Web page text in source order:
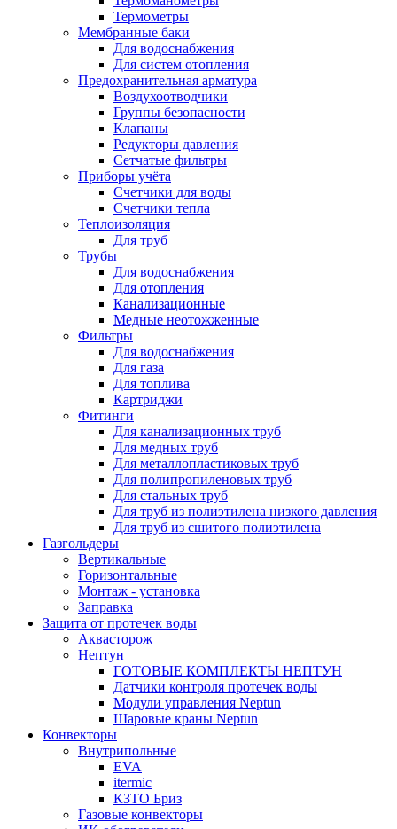
Термометры
Мембранные баки
Для водоснабжения
Для систем отопления
Предохранительная арматура
Воздухоотводчики
Группы безопасности
Клапаны
Редукторы давления
Сетчатые фильтры
Приборы учёта
Счетчики для воды
Счетчики тепла
Теплоизоляция
Для труб
Трубы
Для водоснабжения
Для отопления
Канализационные
Медные неотожженные
Фильтры
Для водоснабжения
Для газа
Для топлива
Картриджи
Фитинги
Для канализационных труб
Для медных труб
Для металлопластиковых труб
Для полипропиленовых труб
Для стальных труб
Для труб из полиэтилена низкого давления
Для труб из сшитого полиэтилена
Газгольдеры
Вертикальные
Горизонтальные
Монтаж - установка
Заправка
Защита от протечек воды
Аквасторож
Нептун
ГОТОВЫЕ КОМПЛЕКТЫ НЕПТУН
Датчики контроля протечек воды
Модули управления Neptun
Шаровые краны Neptun
Конвекторы
Внутрипольные
EVA
itermic
КЗТО Бриз
Газовые конвекторы